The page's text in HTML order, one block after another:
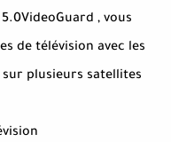
, vous
de télévision avec les
plusieurs satellites.